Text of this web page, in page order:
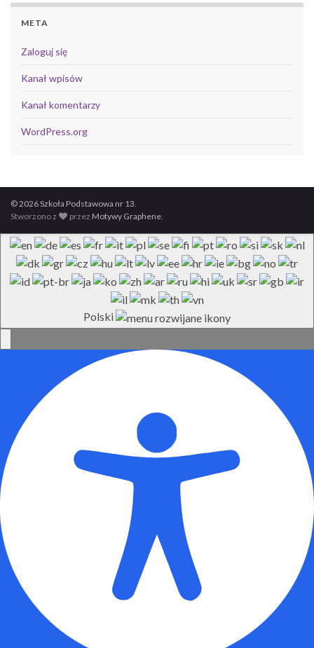
META
Zaloguj się
Kanał wpisów
Kanał komentarzy
WordPress.org
© 2026 Szkoła Podstawowa nr 13.
Stworzono z
przez Motywy Graphene
Polski